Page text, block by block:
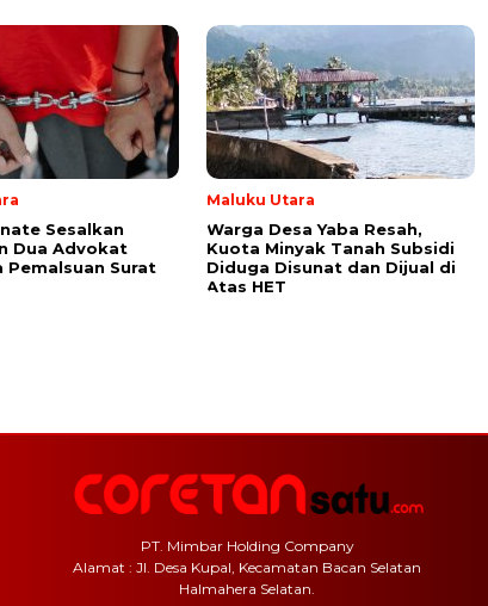
Sesalkan
Dua Advokat
Pemalsuan Surat
Maluku Utara
Warga Desa Yaba Resah,
Kuota Minyak Tanah Subsidi
Diduga Disunat dan Dijual di
Atas HET
PT. Mimbar Holding Company
Alamat : Jl. Desa Kupal, Kecamatan Bacan Selatan
Halmahera Selatan.